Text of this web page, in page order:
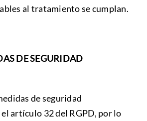
al tratamiento se cumplan.
DE SEGURIDAD
de seguridad
artículo 32 del RGPD, por lo